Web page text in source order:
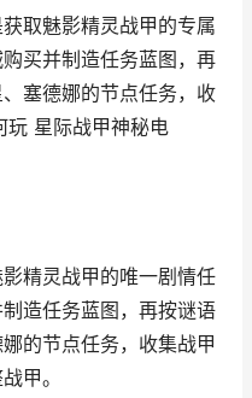
取魅影精灵战甲的专属
买并制造任务蓝图，再
塞德娜的节点任务，收
玩 星际战甲神秘电
精灵战甲的唯一剧情任
造任务蓝图，再按谜语
的节点任务，收集战甲
甲。